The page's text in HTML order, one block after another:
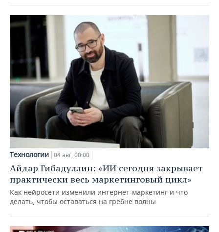
Технологии 04 авг, 00:00
Айдар Гибадуллин: «ИИ сегодня закрывает
практически весь маркетинговый цикл»
Как нейросети изменили интернет-маркетинг и что
делать, чтобы оставаться на гребне волны